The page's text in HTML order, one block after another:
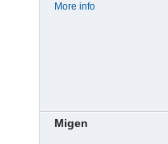
More info
Migen